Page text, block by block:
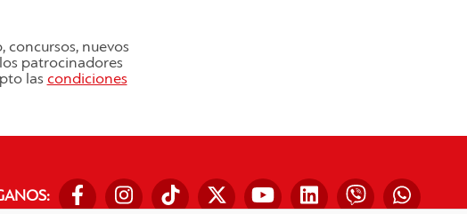
concursos, nuevos
patrocinadores
las condiciones